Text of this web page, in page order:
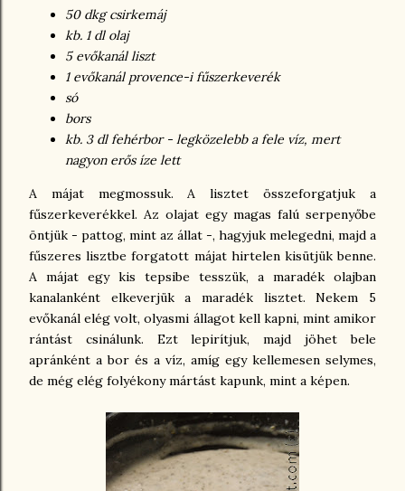
50 dkg csirkemáj
kb. 1 dl olaj
5 evőkanál liszt
1 evőkanál provence-i fűszerkeverék
só
bors
kb. 3 dl fehérbor - legközelebb a fele víz, mert
nagyon erős íze lett
A májat megmossuk. A lisztet összeforgatjuk a
fűszerkeverékkel. Az olajat egy magas falú serpenyőbe
öntjük - pattog, mint az állat -, hagyjuk melegedni, majd a
fűszeres lisztbe forgatott májat hirtelen kisütjük benne.
A májat egy kis tepsibe tesszük, a maradék olajban
kanalanként elkeverjük a maradék lisztet. Nekem 5
evőkanál elég volt, olyasmi állagot kell kapni, mint amikor
rántást csinálunk. Ezt lepirítjuk, majd jöhet bele
apránként a bor és a víz, amíg egy kellemesen selymes,
de még elég folyékony mártást kapunk, mint a képen.